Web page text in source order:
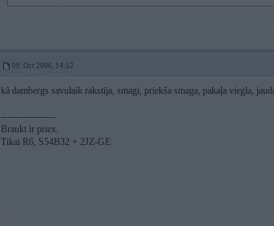
09. Oct 2006, 14:52
kā dambergs savulaik rakstīja, smagi, priekša smaga, pakaļa viegla,
-----------------
Braukt ir priex.
Tikai R6, S54B32 + 2JZ-GE